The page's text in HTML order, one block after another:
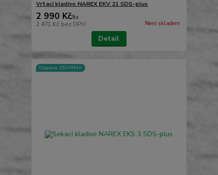
Vrtací kladivo NAREX EKV 21 SDS-plus
2 990 Kč/ks
2 471 Kč bez DPH Není skladem
Detail
Doprava ZDARMA